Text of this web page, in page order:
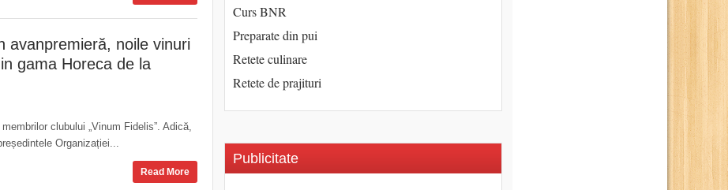
avanpremieră, noile vinuri
gama Horeca de la
clubului „Vinum Fidelis”. Adică,
Organizației...
Read More
Curs BNR
Preparate din pui
Retete culinare
Retete de prajituri
Publicitate